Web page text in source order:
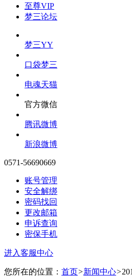
至尊VIP
梦三论坛
梦三YY
口袋梦三
电魂天猫
官方微信
腾讯微博
新浪微博
0571-56690669
账号管理
安全解绑
密码找回
更改邮箱
申诉查询
密保手机
进入客服中心
您所在的位置： 首页>新闻中心>